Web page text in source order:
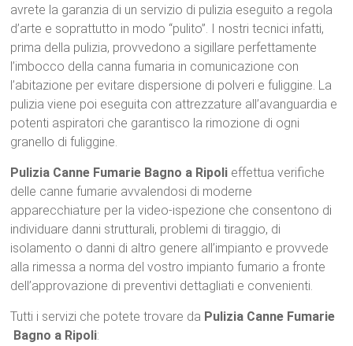
avrete la garanzia di un servizio di pulizia eseguito a regola
d’arte e soprattutto in modo “pulito”. I nostri tecnici infatti,
prima della pulizia, provvedono a sigillare perfettamente
l’imbocco della canna fumaria in comunicazione con
l’abitazione per evitare dispersione di polveri e fuliggine. La
pulizia viene poi eseguita con attrezzature all’avanguardia e
potenti aspiratori che garantisco la rimozione di ogni
granello di fuliggine.
Pulizia Canne Fumarie Bagno a Ripoli effettua verifiche
delle canne fumarie avvalendosi di moderne
apparecchiature per la video-ispezione che consentono di
individuare danni strutturali, problemi di tiraggio, di
isolamento o danni di altro genere all’impianto e provvede
alla rimessa a norma del vostro impianto fumario a fronte
dell’approvazione di preventivi dettagliati e convenienti.
Tutti i servizi che potete trovare da Pulizia Canne Fumarie
Bagno a Ripoli: